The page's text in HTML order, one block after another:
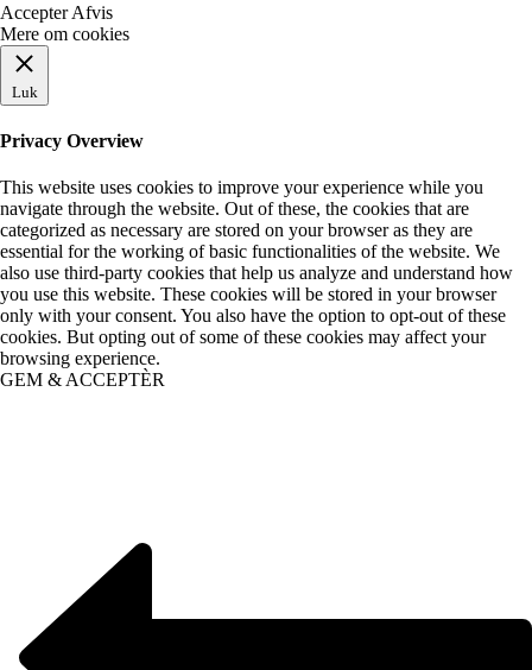
Accepter Afvis
Mere om cookies
Luk
Privacy Overview
This website uses cookies to improve your experience while you
navigate through the website. Out of these, the cookies that are
categorized as necessary are stored on your browser as they are
essential for the working of basic functionalities of the website. We
also use third-party cookies that help us analyze and understand how
you use this website. These cookies will be stored in your browser
only with your consent. You also have the option to opt-out of these
cookies. But opting out of some of these cookies may affect your
browsing experience.
GEM & ACCEPTÈR